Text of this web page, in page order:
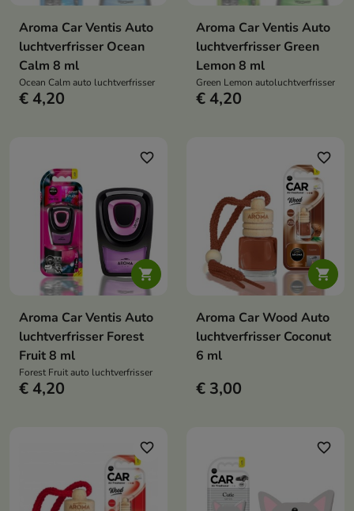
Aroma Car Ventis Auto
luchtverfrisser Ocean
Calm 8 ml
Ocean Calm auto luchtverfrisser
€ 4,20
Aroma Car Ventis Auto
luchtverfrisser Green
Lemon 8 ml
Green Lemon autoluchtverfrisser
€ 4,20

favorite_border
Aroma Car Ventis Auto
luchtverfrisser Forest
Fruit 8 ml
Forest Fruit auto luchtverfrisser
€ 4,20

favorite_border
Aroma Car Wood Auto
luchtverfrisser Coconut
6 ml
€ 3,00
favorite_border favorite_border